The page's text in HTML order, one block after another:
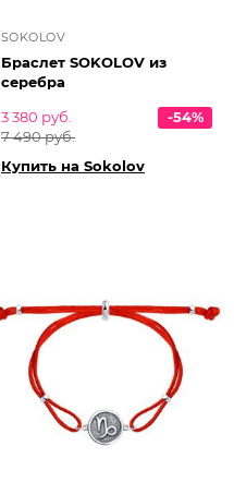
SOKOLOV
Браслет SOKOLOV из
серебра
3 380 руб.
7 490 руб.
-54%
Купить на Sokolov